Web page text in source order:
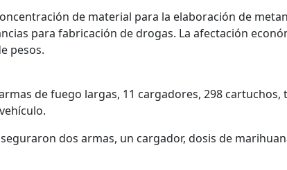
de material para la elaboración de
para fabricación de drogas. La afectación
pesos.
de fuego largas, 11 cargadores, 298 cartuchos,
dos armas, un cargador, dosis de